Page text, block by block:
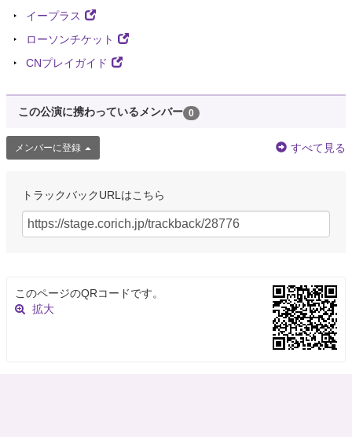
イープラス
ローソンチケット
CNプレイガイド
この公演に携わっているメンバー 0
メンバーに登録 すべて見る
トラックバックURLはこちら
このページのQRコードです。
拡大